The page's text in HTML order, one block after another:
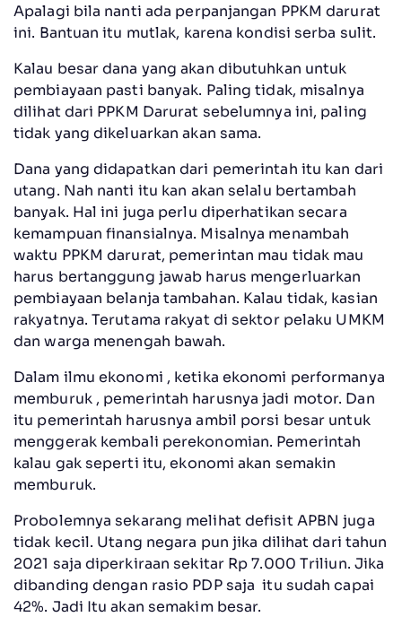
Apalagi bila nanti ada perpanjangan PPKM darurat
ini. Bantuan itu mutlak, karena kondisi serba sulit.
Kalau besar dana yang akan dibutuhkan untuk
pembiayaan pasti banyak. Paling tidak, misalnya
dilihat dari PPKM Darurat sebelumnya ini, paling
tidak yang dikeluarkan akan sama.
Dana yang didapatkan dari pemerintah itu kan dari
utang. Nah nanti itu kan akan selalu bertambah
banyak. Hal ini juga perlu diperhatikan secara
kemampuan finansialnya. Misalnya menambah
waktu PPKM darurat, pemerintan mau tidak mau
harus bertanggung jawab harus mengerluarkan
pembiayaan belanja tambahan. Kalau tidak, kasian
rakyatnya. Terutama rakyat di sektor pelaku UMKM
dan warga menengah bawah.
Dalam ilmu ekonomi , ketika ekonomi performanya
memburuk , pemerintah harusnya jadi motor. Dan
itu pemerintah harusnya ambil porsi besar untuk
menggerak kembali perekonomian. Pemerintah
kalau gak seperti itu, ekonomi akan semakin
memburuk.
Probolemnya sekarang melihat defisit APBN juga
tidak kecil. Utang negara pun jika dilihat dari tahun
2021 saja diperkiraan sekitar Rp 7.000 Triliun. Jika
dibanding dengan rasio PDP saja itu sudah capai
42%. Jadi Itu akan semakim besar.